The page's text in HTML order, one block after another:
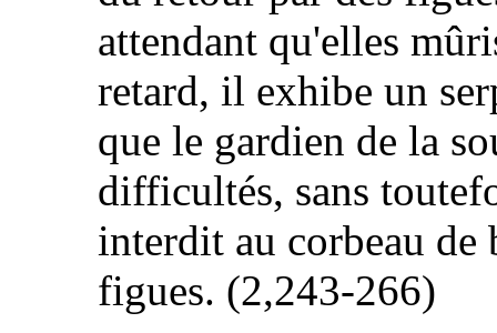
attendant qu'elles
retard, il exhibe un
que le gardien de la
difficultés, sans
interdit au corbeau de
figues. (2,243-266)